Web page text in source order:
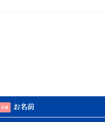
必須 お名前